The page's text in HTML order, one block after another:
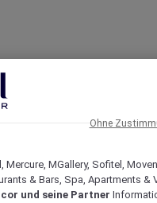
MGallery, Sofitel,
& Bars, Spa, Apartments &
und seine Partner
Ohne